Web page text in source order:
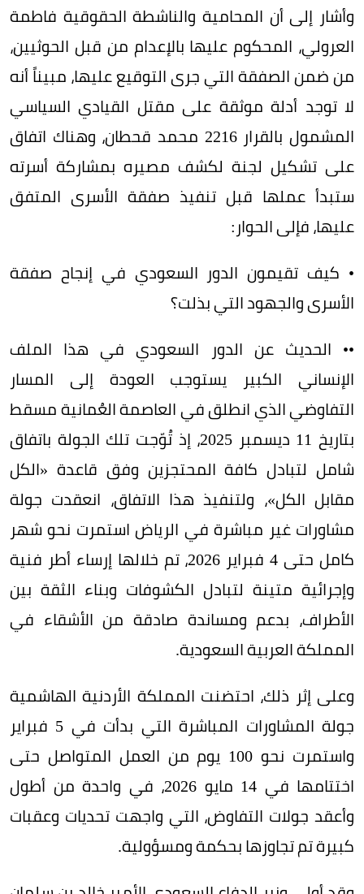
وأشار إلى أن المحامية والناشطة الحقوقية فاطمة
العرولي، المحكوم عليها بالإعدام من قبل الحوثيين،
من ضمن الصفقة التي جرى التوقيع عليها، مبيناً أنه
لا توجد أدلة موثقة على مقتل القيادي السياسي
المشمول بالقرار 2216 محمد قحطان، وهناك اتفاق
على تشكيل لجنة لكشف مصيره بمشاركة أسرته
ستبدأ عملها قبل تنفيذ صفقة الأسرى المتفق
عليها، فإلى الحوار:
• كيف تقيمون الدور السعودي في إنجاح صفقة
الأسرى والجهود التي بذلت؟
•• الحديث عن الدور السعودي في هذا الملف
الإنساني الكبير يستوجب العودة إلى المسار
التفاوضي الذي انطلق في العاصمة العُمانية مسقط
بتاريخ 11 ديسمبر 2025، إذ تُوّجت تلك الجولة باتفاق
شامل لتبادل كافة المحتجزين وفق قاعدة «الكل
مقابل الكل»، ولتنفيذ هذا الاتفاق، انعقدت جولة
مشاورات غير مباشرة في الرياض استمرت نحو شهر
كامل حتى 4 فبراير 2026، تم خلالها إرساء أطر فنية
وإجرائية متينة لتبادل الكشوفات وبناء الثقة بين
الأطراف، بدعم ومساندة صادقة من الأشقاء في
المملكة العربية السعودية.
وعلى إثر ذلك، احتضنت المملكة الأردنية الهاشمية
جولة المشاورات المباشرة التي بدأت في 5 فبراير
واستمرت نحو 100 يوم من العمل المتواصل حتى
اختتامها في 14 مايو 2026، في واحدة من أطول
وأعقد جولات التفاوض، التي واجهت تحديات وعقبات
كبيرة تم تجاوزها بحكمة ومسؤولية.